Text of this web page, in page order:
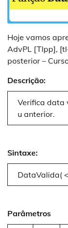
Hoje vamos
AdvPL [Tlpp],
posterior –
Descrição:
Verifica data
u anterior.
Sintaxe:
DataValida(
Parâmetros